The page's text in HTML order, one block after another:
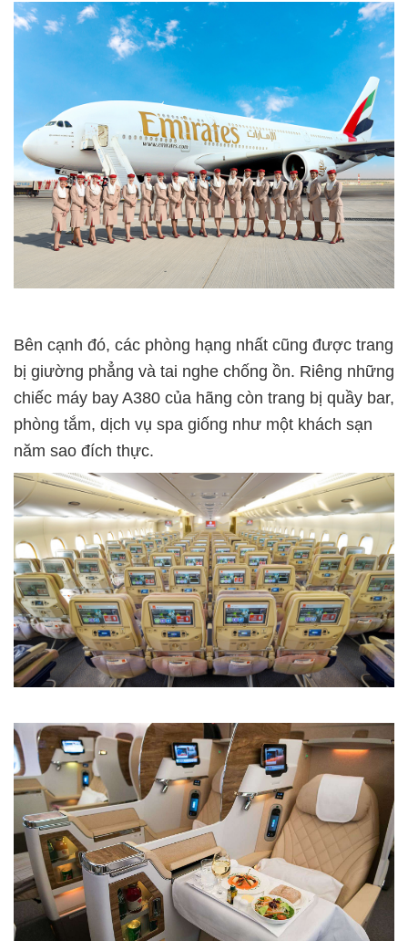
Bên cạnh đó, các phòng hạng nhất cũng được trang
bị giường phẳng và tai nghe chống ồn. Riêng những
chiếc máy bay A380 của hãng còn trang bị quầy bar,
phòng tắm, dịch vụ spa giống như một khách sạn
năm sao đích thực.